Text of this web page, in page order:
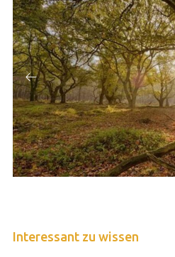
Interessant zu wissen